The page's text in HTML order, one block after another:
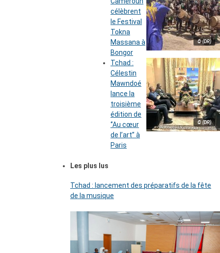
© (DR)
célèbrent
le Festival
Tokna
Massana à
Bongor
© (DR)
Tchad :
Célestin
Mawndoé
lance la
troisième
édition de
‘’Au cœur
de l’art’’ à
Paris
Les plus lus
Tchad : lancement des préparatifs de la fête
de la musique